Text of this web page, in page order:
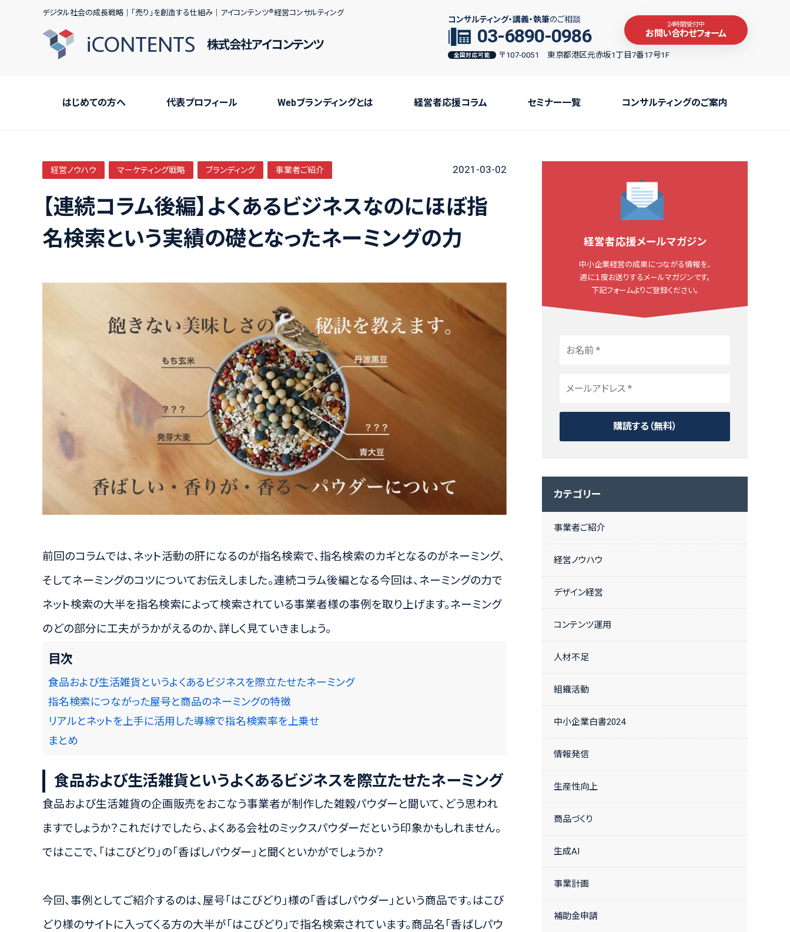
デジタル社会の成長戦略｜｢売り｣を創造する仕組み｜アイコンテンツ 経営コンサルティング
株式会社アイコンテンツ
コンサルティング・講義・執筆のご相談
03-6890-0986
全国対応可能 〒107-0051 東京都港区元赤坂1丁目7番17号1F
24時間受付中
お問い合わせフォーム
はじめての方へ 代表プロフィール Webブランディングとは 経営者応援コラム セミナー一覧 コンサルティングのご案内
経営ノウハウ マーケティング戦略 ブランディング 事業者ご紹介 2021-03-02
【連続コラム後編】よくあるビジネスなのにほぼ指
名検索という実績の礎となったネーミングの力
前回のコラムでは、ネット活動の肝になるのが指名検索で、指名検索のカギとなるのがネーミング、
そしてネーミングのコツについてお伝えしました。連続コラム後編となる今回は、ネーミングの力で
ネット検索の大半を指名検索によって検索されている事業者様の事例を取り上げます。ネーミング
のどの部分に工夫がうかがえるのか、詳しく見ていきましょう。
目次
食品および生活雑貨というよくあるビジネスを際立たせたネーミング
指名検索につながった屋号と商品のネーミングの特徴
リアルとネットを上手に活用した導線で指名検索率を上乗せ
まとめ
食品および生活雑貨というよくあるビジネスを際立たせたネーミング
食品および生活雑貨の企画販売をおこなう事業者が制作した雑穀パウダーと聞いて、どう思われ
ますでしょうか？これだけでしたら、よくある会社のミックスパウダーだという印象かもしれません。
ではここで、「はこびどり」の「香ばしパウダー」と聞くといかがでしょうか？
今回、事例としてご紹介するのは、屋号「はこびどり」様の「香ばしパウダー」という商品です。はこび
どり様のサイトに入ってくる方の大半が「はこびどり」で指名検索されています。商品名「香ばしパウ
経営者応援メールマガジン
中小企業経営の成果につながる情報を、
週に１度お送りするメールマガジンです。
下記フォームよりご登録ください。
カテゴリー
事業者ご紹介
経営ノウハウ
デザイン経営
コンテンツ運用
人材不足
組織活動
中小企業白書2024
情報発信
生産性向上
商品づくり
生成AI
事業計画
補助金申請